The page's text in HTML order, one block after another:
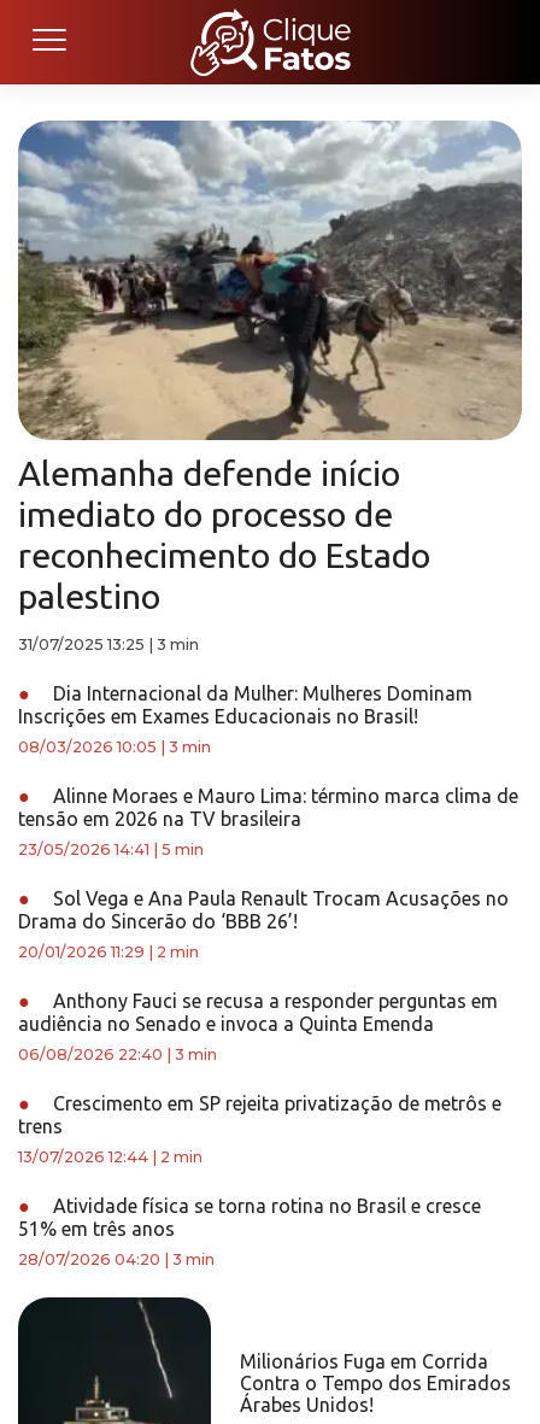
Alemanha defende início
imediato do processo de
reconhecimento do Estado
palestino
31/07/2025 13:25 3 min
●
Dia Internacional da Mulher: Mulheres Dominam
Inscrições em Exames Educacionais no Brasil!
08/03/2026 10:05 3 min
●
Alinne Moraes e Mauro Lima: término marca clima de
tensão em 2026 na TV brasileira
23/05/2026 14:41 5 min
●
Sol Vega e Ana Paula Renault Trocam Acusações no
Drama do Sincerão do ‘BBB 26’!
20/01/2026 11:29 2 min
●
Anthony Fauci se recusa a responder perguntas em
audiência no Senado e invoca a Quinta Emenda
06/08/2026 22:40 3 min
●
Crescimento em SP rejeita privatização de metrôs e
trens
13/07/2026 12:44 2 min
●
Atividade física se torna rotina no Brasil e cresce
51% em três anos
28/07/2026 04:20 3 min
Milionários Fuga em Corrida
Contra o Tempo dos Emirados
Árabes Unidos!